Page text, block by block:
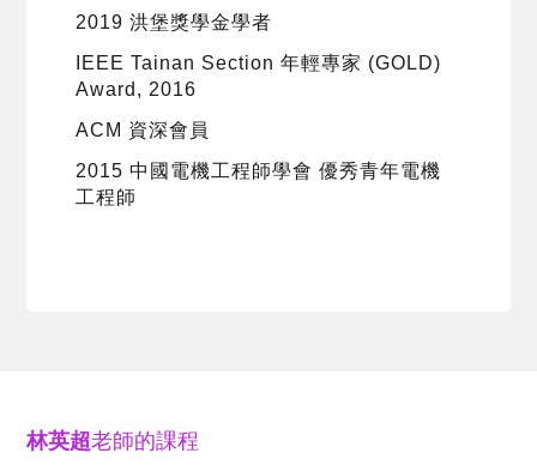
2019 洪堡獎學金學者
IEEE Tainan Section 年輕專家 (GOLD)
Award, 2016
ACM 資深會員
2015 中國電機工程師學會 優秀青年電機
工程師
林英超老師的課程